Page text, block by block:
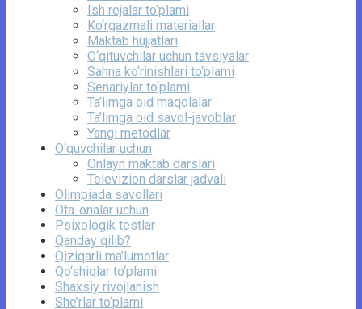
Ish rejalar to‘plami
Ko‘rgazmali materiallar
Maktab hujjatlari
O‘qituvchilar uchun tavsiyalar
Sahna ko‘rinishlari to‘plami
Senariylar to‘plami
Ta’limga oid maqolalar
Ta’limga oid savol-javoblar
Yangi metodlar
O‘quvchilar uchun
Onlayn maktab darslari
Televizion darslar jadvali
Olimpiada savollari
Ota-onalar uchun
Psixologik testlar
Qanday qilib?
Qiziqarli ma’lumotlar
Qo‘shiqlar to‘plami
Shaxsiy rivojlanish
She’rlar to‘plami